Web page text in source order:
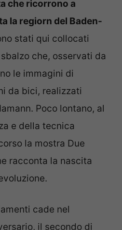
che ricorrono a
la regiorn del Baden-
stati qui collocati
che, osservati da
le immagini di
da bici, realizzati
Poco lontano, al
e della tecnica
la mostra Due
racconta la nascita
cade nel
il secondo di